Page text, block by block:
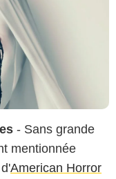
- Sans grande
mentionnée
American Horror